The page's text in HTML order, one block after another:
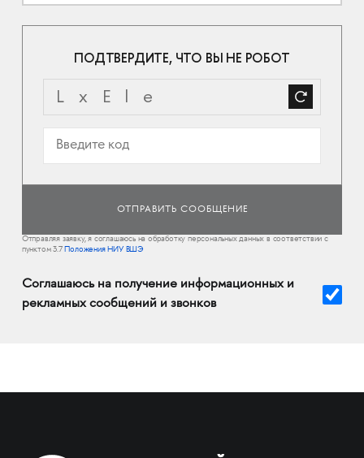
ПОДТВЕРДИТЕ, ЧТО ВЫ НЕ РОБОТ
Отправляя заявку, я соглашаюсь на обработку персональных данных в соответствии с
пунктом 3.7
Положения НИУ ВШЭ
Соглашаюсь на получение информационных и
рекламных сообщений и звонков